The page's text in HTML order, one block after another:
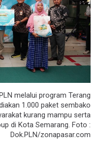
melalui program Terang
1.000 paket sembako
kurang mampu serta
di Kota Semarang. Foto :
Dok.PLN/zonapasar.com